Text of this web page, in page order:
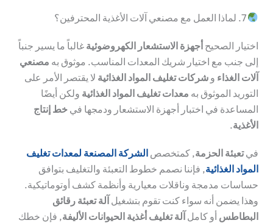
7. لماذا العمل مع مصنعي آلات الأغذية المحترفين؟
اختيار الصحيح أجهزة الاستشعار الكهروضوئية غالباً ما يسير جنباً
إلى جنب مع اختيار شريك المعدات المناسب. موثوق به مصنعي
آلات الغذاء و شركات تغليف المواد الغذائية لا يقتصر الأمر على
التوريد الموثوق به معدات تغليف المواد الغذائية ولكن أيضًا
المساعدة في اختبار أجهزة الاستشعار ودمجها في خط إنتاج
الأغذية.
فيتعبئة الحزمة, كمتخصص الشركة المصنعة لمعدات تغليف
المواد الغذائية, فإننا نصمم خطوط التعبئة والتغليف بتوافق
حساسات مدمجة وناقلات معيارية وأنظمة كشف أوتوماتيكية.
وهذا يضمن أنه سواء كنت تقوم بتشغيل آلة تعبئة رقائق
البطاطس أو كامل آلة تغليف أغذية الحيوانات الأليفة, فإن خطك